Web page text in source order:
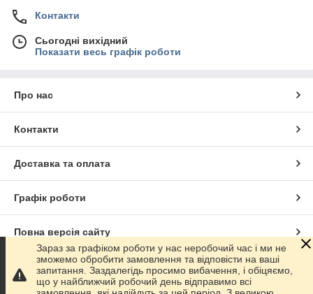
Контакти
Сьогодні вихідний
Показати весь графік роботи
Про нас
Контакти
Доставка та оплата
Графік роботи
Повна версія сайту
Сайт створено на маркетплейсіProm.ua
Зараз за графіком роботи у нас неробочий час і ми не
зможемо обробити замовлення та відповісти на ваші
запитання. Заздалегідь просимо вибачення, і обіцяємо,
що у найближчий робочий день відправимо всі